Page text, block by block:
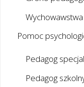
Wychowawstwa
Pomoc
Pedagog
Pedagog